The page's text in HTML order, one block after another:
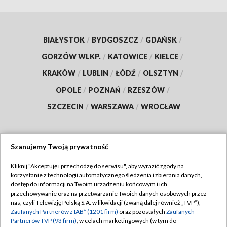
BIAŁYSTOK / BYDGOSZCZ / GDAŃSK /
GORZÓW WLKP. / KATOWICE / KIELCE /
KRAKÓW / LUBLIN / ŁÓDŹ / OLSZTYN /
OPOLE / POZNAŃ / RZESZÓW /
SZCZECIN / WARSZAWA / WROCŁAW
TVP
Abonament TVP
Emisja w TVP
Regulamin TVP
Polityka prywatności
Szanujemy Twoją prywatność
Kliknij "Akceptuję i przechodzę do serwisu", aby wyrazić zgody na
korzystanie z technologii automatycznego śledzenia i zbierania danych,
dostęp do informacji na Twoim urządzeniu końcowym i ich
przechowywanie oraz na przetwarzanie Twoich danych osobowych przez
nas, czyli Telewizję Polską S.A. w likwidacji (zwaną dalej również „TVP”),
Zaufanych Partnerów z IAB* (1201 firm) oraz pozostałych Zaufanych
Partnerów TVP (93 firm), w celach marketingowych (w tym do